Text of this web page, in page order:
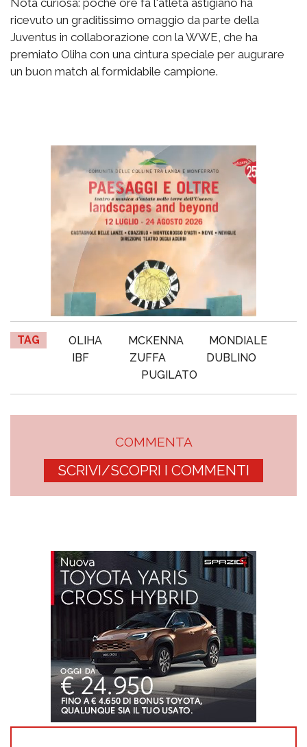
Nota curiosa: poche ore fa l'atleta astigiano ha
ricevuto un graditissimo omaggio da parte della
Juventus in collaborazione con la WWE, che ha
premiato Oliha con una cintura speciale per augurare
un buon match al formidabile campione.
TAG OLIHA MCKENNA
MONDIALE
IBF
ZUFFA
DUBLINO
PUGILATO
COMMENTA
SCRIVI/SCOPRI I COMMENTI